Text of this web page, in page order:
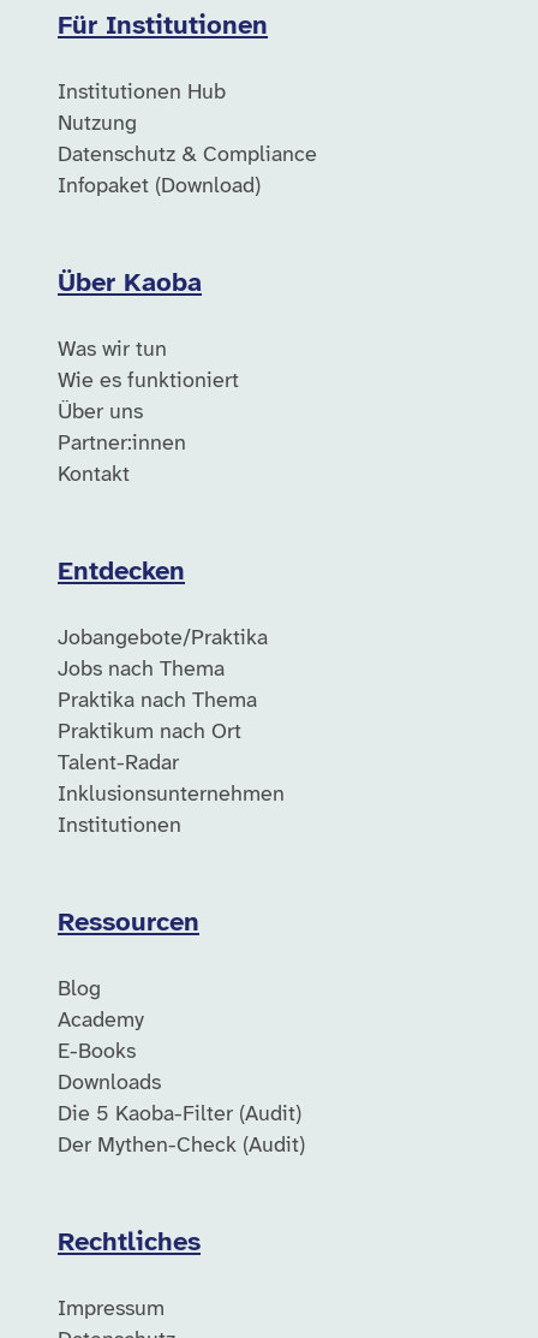
Für Institutionen
Institutionen Hub
Nutzung
Datenschutz & Compliance
Infopaket (Download)
Über Kaoba
Was wir tun
Wie es funktioniert
Über uns
Partner:innen
Kontakt
Entdecken
Jobangebote/Praktika
Jobs nach Thema
Praktika nach Thema
Praktikum nach Ort
Talent-Radar
Inklusionsunternehmen
Institutionen
Ressourcen
Blog
Academy
E-Books
Downloads
Die 5 Kaoba-Filter (Audit)
Der Mythen-Check (Audit)
Rechtliches
Impressum